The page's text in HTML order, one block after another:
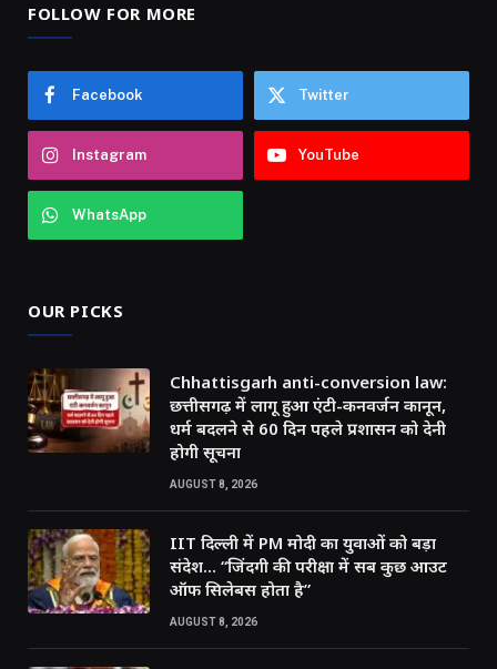
FOLLOW FOR MORE
Facebook Twitter
Instagram YouTube
WhatsApp
OUR PICKS
Chhattisgarh anti-conversion law:
छत्तीसगढ़ में लागू हुआ एंटी-कनवर्जन कानून,
धर्म बदलने से 60 दिन पहले प्रशासन को देनी
होगी सूचना
AUGUST 8, 2026
IIT दिल्ली में PM मोदी का युवाओं को बड़ा
संदेश… “जिंदगी की परीक्षा में सब कुछ आउट
ऑफ सिलेबस होता है”
AUGUST 8, 2026